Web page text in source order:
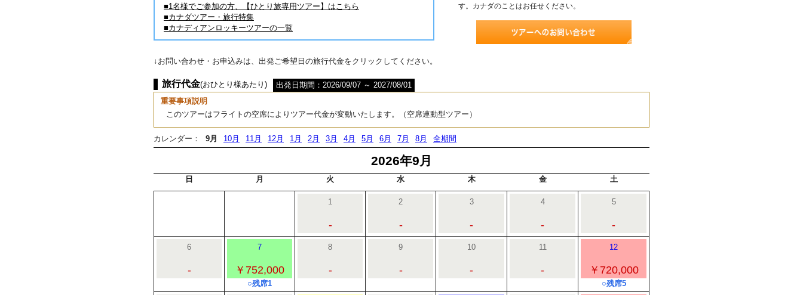
■1名様でご参加の方、【ひとり旅専用ツアー】はこちら
■カナダツアー・旅行特集
■カナディアンロッキーツアーの一覧
す。カナダのことはお任せください。
↓お問い合わせ・お申込みは、出発ご希望日の旅行代金をクリックしてください。
旅行代金(おひとり様あたり)
出発日期間：2026/09/07 ～ 2027/08/01
重要事項説明
このツアーはフライトの空席によりツアー代金が変動いたします。（空席連動型ツアー）
カレンダー： 9月 10月 11月 12月 1月 2月 3月 4月 5月 6月 7月 8月 全期間
2026年9月
日 月 火 水 木 金 土
1
-
2
-
3
-
4
-
5
-
6
-
7
￥752,000
○残席1
8
-
9
-
10
-
11
-
12
￥720,000
○残席5